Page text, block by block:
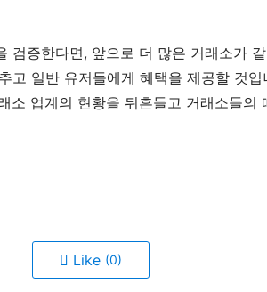
검증한다면, 앞으로 더 많은 거래소가
고 일반 유저들에게 혜택을 제공할 것
소 업계의 현황을 뒤흔들고 거래소들의
Like (0)